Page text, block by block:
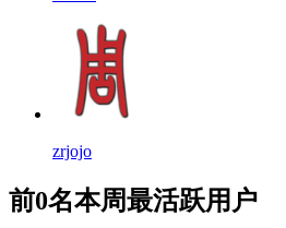
zrjojo
前0名本周最活跃用户